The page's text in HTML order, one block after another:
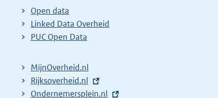
t
e
r
l
i
Open data
Linked Data Overheid
PUC Open Data
MijnOverheid.nl
E
x
Rijksoverheid.nl
E
Ondernemersplein.nl